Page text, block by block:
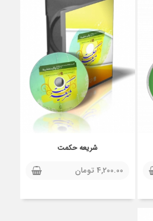
شریعه حکمت
4,200.00 تومان